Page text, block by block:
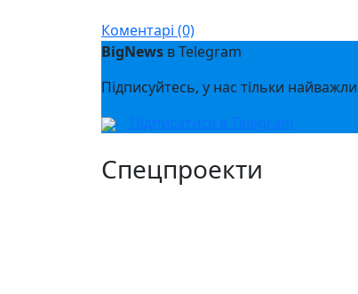
Коментарі (0)
BigNews в Telegram
Підписуйтесь, у нас тільки
Підписатися в Telegram
Спецпроекти